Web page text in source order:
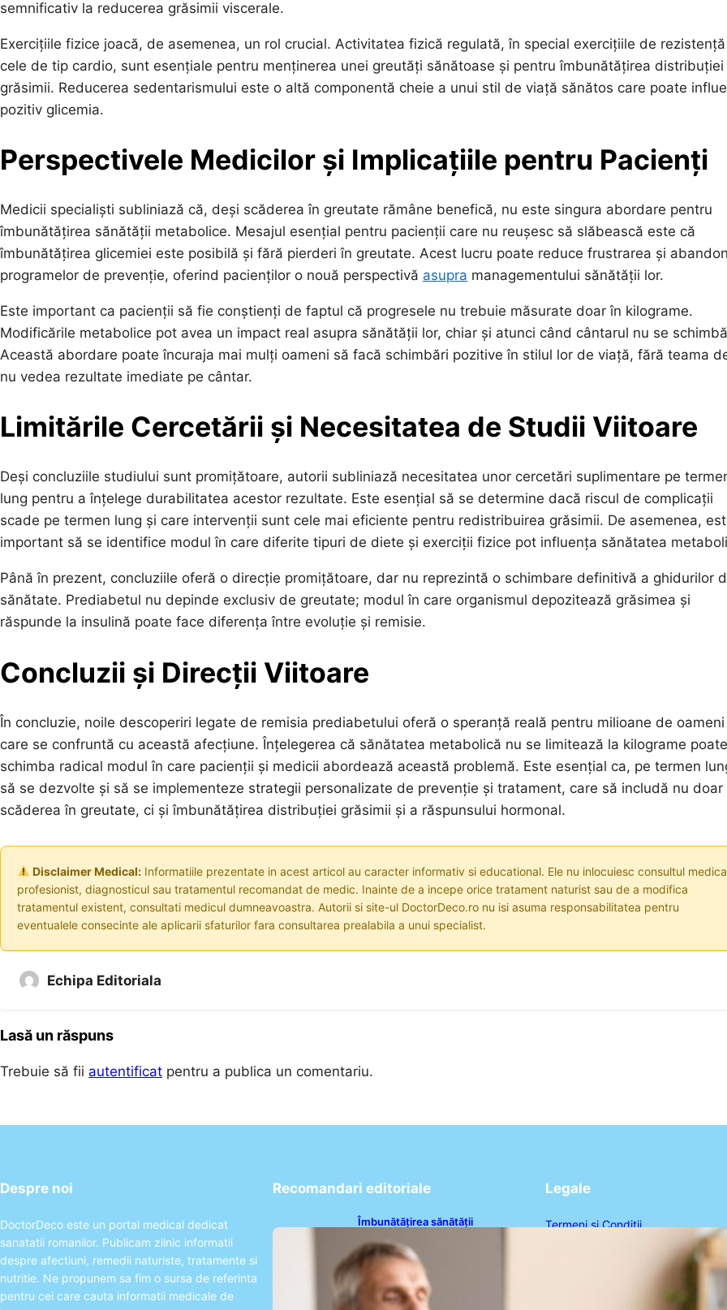
semnificativ la reducerea grăsimii viscerale.
Exercițiile fizice joacă, de asemenea, un rol crucial. Activitatea fizică regulată, în special exercițiile de
cele de tip cardio, sunt esențiale pentru menținerea unei greutăți sănătoase și pentru îmbunătățirea distribuției
grăsimii. Reducerea sedentarismului este o altă componentă cheie a unui stil de viață sănătos care poate
pozitiv glicemia.
Perspectivele Medicilor și Implicațiile pentru Pacienți
Medicii specialiști subliniază că, deși scăderea în greutate rămâne benefică, nu este singura abordare pentru
îmbunătățirea sănătății metabolice. Mesajul esențial pentru pacienții care nu reușesc să slăbească este că
îmbunătățirea glicemiei este posibilă și fără pierderi în greutate. Acest lucru poate reduce frustrarea și
programelor de prevenție, oferind pacienților o nouă perspectivă asupra managementului sănătății lor.
Este important ca pacienții să fie conștienți de faptul că progresele nu trebuie măsurate doar în kilograme.
Modificările metabolice pot avea un impact real asupra sănătății lor, chiar și atunci când cântarul nu se
Această abordare poate încuraja mai mulți oameni să facă schimbări pozitive în stilul lor de viață, fără teama
nu vedea rezultate imediate pe cântar.
Limitările Cercetării și Necesitatea de Studii Viitoare
Deși concluziile studiului sunt promițătoare, autorii subliniază necesitatea unor cercetări suplimentare pe
lung pentru a înțelege durabilitatea acestor rezultate. Este esențial să se determine dacă riscul de complicații
scade pe termen lung și care intervenții sunt cele mai eficiente pentru redistribuirea grăsimii. De asemenea,
important să se identifice modul în care diferite tipuri de diete și exerciții fizice pot influența sănătatea
Până în prezent, concluziile oferă o direcție promițătoare, dar nu reprezintă o schimbare definitivă a ghidurilor
sănătate. Prediabetul nu depinde exclusiv de greutate; modul în care organismul depozitează grăsimea și
răspunde la insulină poate face diferența între evoluție și remisie.
Concluzii și Direcții Viitoare
În concluzie, noile descoperiri legate de remisia prediabetului oferă o speranță reală pentru milioane de oameni
care se confruntă cu această afecțiune. Înțelegerea că sănătatea metabolică nu se limitează la kilograme poate
schimba radical modul în care pacienții și medicii abordează această problemă. Este esențial ca, pe termen
să se dezvolte și să se implementeze strategii personalizate de prevenție și tratament, care să includă nu doar
scăderea în greutate, ci și îmbunătățirea distribuției grăsimii și a răspunsului hormonal.
Disclaimer Medical:Informatiile prezentate in acest articol au caracter informativ si educational. Ele nu inlocuiesc consultul
profesionist, diagnosticul sau tratamentul recomandat de medic. Inainte de a incepe orice tratament naturist sau de a modifica
tratamentul existent, consultati medicul dumneavoastra. Autorii si site-ul DoctorDeco.ro nu isi asuma responsabilitatea pentru
eventualele consecinte ale aplicarii sfaturilor fara consultarea prealabila a unui specialist.
Echipa Editoriala
Lasă un răspuns
Trebuie să fii autentificat pentru a publica un comentariu.
Despre noi
DoctorDeco este un portal medical dedicat
sanatatii romanilor. Publicam zilnic informatii
despre afectiuni, remedii naturiste, tratamente si
nutritie. Ne propunem sa fim o sursa de referinta
pentru cei care cauta informatii medicale de
Recomandari editoriale
Îmbunătățirea sănătății
simple pentru reducerea tensiunii
arteriale la domiciliu
Legale
Termeni și Condiții
Politica de Confidențialitate